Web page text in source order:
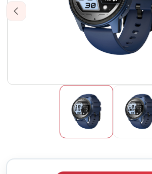
Previous